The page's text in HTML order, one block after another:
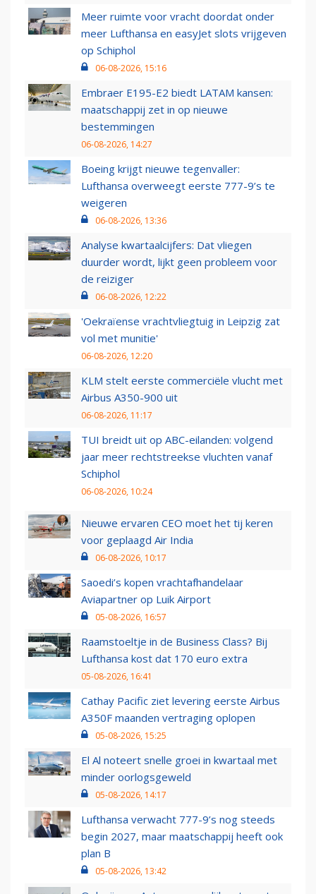
Meer ruimte voor vracht doordat onder
meer Lufthansa en easyJet slots vrijgeven
op Schiphol
06-08-2026, 15:16
Embraer E195-E2 biedt LATAM kansen:
maatschappij zet in op nieuwe
bestemmingen
06-08-2026, 14:27
Boeing krijgt nieuwe tegenvaller:
Lufthansa overweegt eerste 777-9’s te
weigeren
06-08-2026, 13:36
Analyse kwartaalcijfers: Dat vliegen
duurder wordt, lijkt geen probleem voor
de reiziger
06-08-2026, 12:22
'Oekraïense vrachtvliegtuig in Leipzig zat
vol met munitie'
06-08-2026, 12:20
KLM stelt eerste commerciële vlucht met
Airbus A350-900 uit
06-08-2026, 11:17
TUI breidt uit op ABC-eilanden: volgend
jaar meer rechtstreekse vluchten vanaf
Schiphol
06-08-2026, 10:24
Nieuwe ervaren CEO moet het tij keren
voor geplaagd Air India
06-08-2026, 10:17
Saoedi’s kopen vrachtafhandelaar
Aviapartner op Luik Airport
05-08-2026, 16:57
Raamstoeltje in de Business Class? Bij
Lufthansa kost dat 170 euro extra
05-08-2026, 16:41
Cathay Pacific ziet levering eerste Airbus
A350F maanden vertraging oplopen
05-08-2026, 15:25
El Al noteert snelle groei in kwartaal met
minder oorlogsgeweld
05-08-2026, 14:17
Lufthansa verwacht 777-9’s nog steeds
begin 2027, maar maatschappij heeft ook
plan B
05-08-2026, 13:42